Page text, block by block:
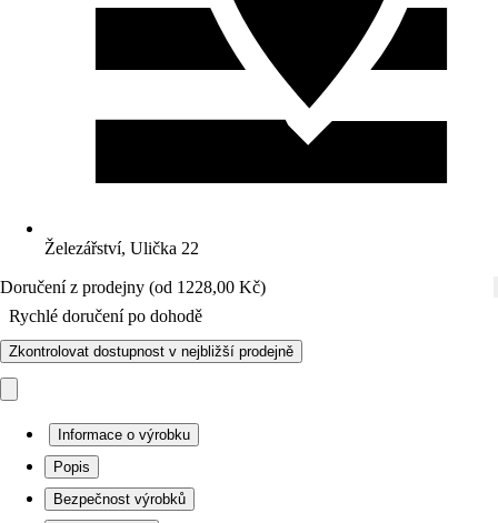
Železářství, Ulička 22
Doručení z prodejny (od 1228,00 Kč)
Rychlé doručení po dohodě
Zkontrolovat dostupnost v nejbližší prodejně
Informace o výrobku
Popis
Bezpečnost výrobků